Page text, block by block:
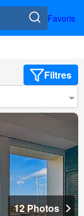
Favoris
Filtres
12 Photos